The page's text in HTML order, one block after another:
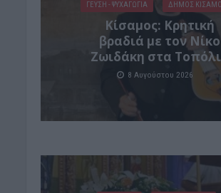
ΓΕΎΣΗ - ΨΥΧΑΓΩΓΊΑ ΔΉΜΟΣ
Kίσαμος: Κρητική
βραδιά με τον Νίκο
Ζωιδάκη στα
8 Αυγούστου 2026